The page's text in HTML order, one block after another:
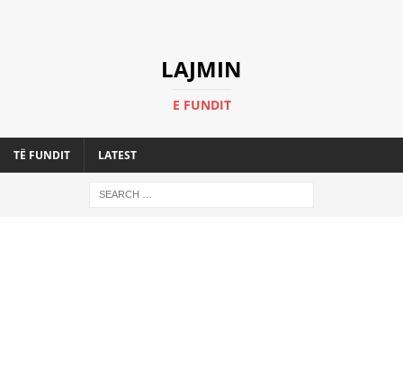
LAJMIN
E FUNDIT
TË FUNDIT LATEST